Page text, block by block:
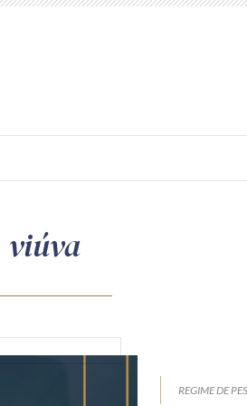
viúva
REGIME DE